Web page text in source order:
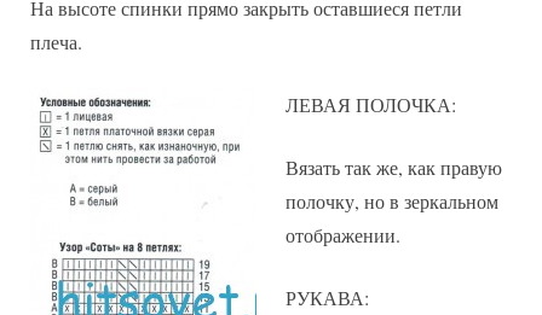
На высоте спинки прямо закрыть оставшиеся петли
плеча.
ЛЕВАЯ ПОЛОЧКА:
Вязать так же, как правую
полочку, но в зеркальном
отображении.
РУКАВА: